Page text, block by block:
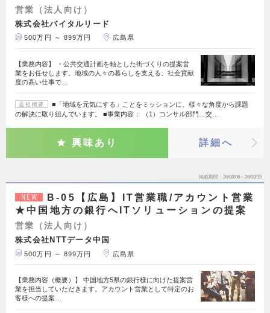
営業（法人向け）
株式会社バイタルリード
500万円 ～ 899万円 広島県
【業務内容】 ・公共交通計画を軸とした街づくりの提案営
業をお任せします。地域の人々の暮らしを支える、社会貢献
度の高い仕事で…
会社概要
■「地域を元気にする」ことをミッションに、様々な角度から課題
の解決に取り組んでいます。 ■事業内容： （1）コンサル部門…交…
興味あり 詳細へ
掲載期間 26/08/06～26/08/19
NEW
B-05【広島】IT営業職/アカウント営業
★中国地方の銀行へITソリューションの提案
営業（法人向け）
株式会社NTTデータ中国
500万円 ～ 899万円 広島県
【業務内容（概要）】 中国地方5県の銀行様に向けた提案営
業を担当していただきます。アカウント営業として特定のお
客様への提案…